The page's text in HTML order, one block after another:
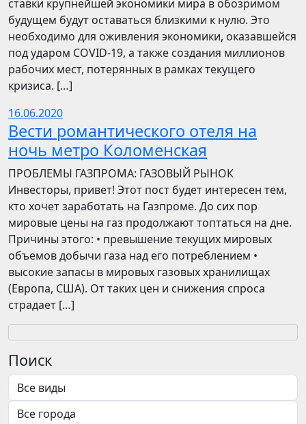
ставки крупнейшей экономики мира в обозримом
будущем будут оставаться близкими к нулю. Это
необходимо для оживления экономики, оказавшейся
под ударом COVID-19, а также создания миллионов
рабочих мест, потерянных в рамках текущего
кризиса. […]
16.06.2020
Вести романтического отеля на
ночь метро Коломенская
ПРОБЛЕМЫ ГАЗПРОМА: ГАЗОВЫЙ РЫНОК
Инвесторы, привет! Этот пост будет интересен тем,
кто хочет заработать на Газпроме. До сих пор
мировые цены на газ продолжают топтаться на дне.
Причины этого: • превышение текущих мировых
объемов добычи газа над его потреблением •
высокие запасы в мировых газовых хранилищах
(Европа, США). От таких цен и снижения спроса
страдает […]
Поиск